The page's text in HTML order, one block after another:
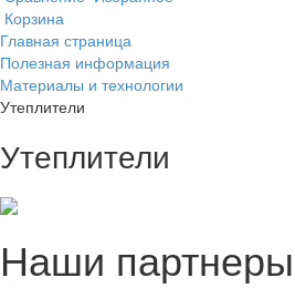
Корзина
Главная страница
Полезная информация
Материалы и технологии
Утеплители
Утеплители
Наши партнеры